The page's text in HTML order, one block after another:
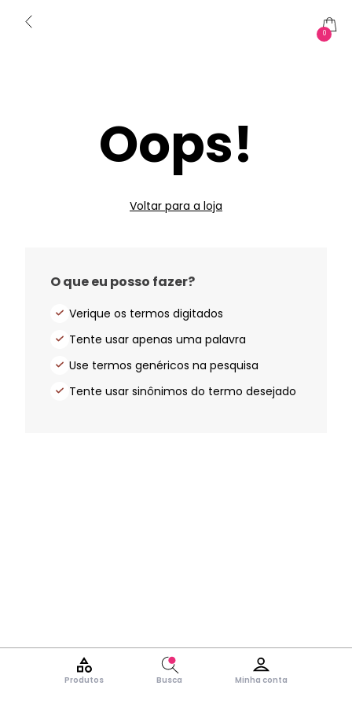
0
Produtos Busca Minha conta
Oops!
Voltar para a loja
O que eu posso fazer?
Verique os termos digitados
Tente usar apenas uma palavra
Use termos genéricos na pesquisa
Tente usar sinônimos do termo desejado